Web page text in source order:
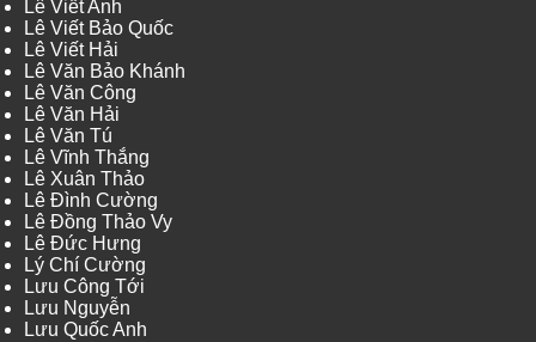
Lê Viết Anh
Lê Viết Bảo Quốc
Lê Viết Hải
Lê Văn Bảo Khánh
Lê Văn Công
Lê Văn Hải
Lê Văn Tú
Lê Vĩnh Thắng
Lê Xuân Thảo
Lê Đình Cường
Lê Đồng Thảo Vy
Lê Đức Hưng
Lý Chí Cường
Lưu Công Tới
Lưu Nguyễn
Lưu Quốc Anh